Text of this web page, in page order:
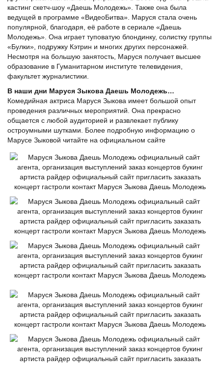
кастинг скетч-шоу «Даешь Молодежь». Также она была
ведущей в программе «ВидеоБитва». Маруся стала очень
популярной, благодаря, её работе в сериале «Даешь
Молодежь». Она играет туповатую блондинку, солистку группы
«Булки», подружку Кэтрин и многих других персонажей.
Несмотря на большую занятость, Маруся получает высшее
образование в Гуманитарном институте телевидения,
факультет журналистики.
В наши дни Маруся Зыкова Даешь Молодежь…
Комедийная актриса Маруся Зыкова имеет большой опыт
проведения различных мероприятий. Она прекрасно
общается с любой аудиторией и развлекает публику
остроумными шутками. Более подробную информацию о
Марусе Зыковой читайте на официальном сайте